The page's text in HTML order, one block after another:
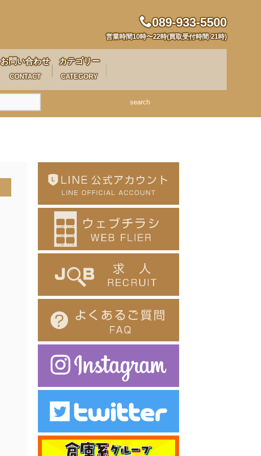
089-933-5500
営業時間10時〜22時(買取受付時間 21時)
お問い合わせ
CONTACT
カテゴリー
CATEGORY
search